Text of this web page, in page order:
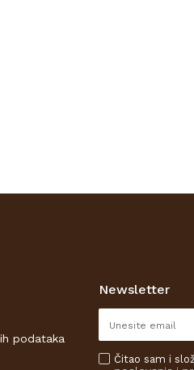
podataka
Newsletter
Čitao sam i